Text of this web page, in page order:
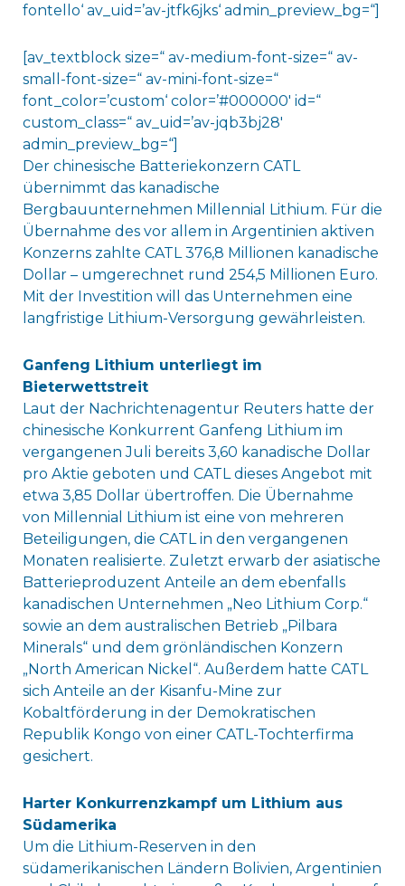
fontello‘ av_uid=’av-jtfk6jks‘ admin_preview_bg=“]
[av_textblock size=“ av-medium-font-size=“ av-
small-font-size=“ av-mini-font-size=“
font_color=’custom‘ color=’#000000′ id=“
custom_class=“ av_uid=’av-jqb3bj28′
admin_preview_bg=“]
Der chinesische Batteriekonzern CATL
übernimmt das kanadische
Bergbauunternehmen Millennial Lithium. Für die
Übernahme des vor allem in Argentinien aktiven
Konzerns zahlte CATL 376,8 Millionen kanadische
Dollar – umgerechnet rund 254,5 Millionen Euro.
Mit der Investition will das Unternehmen eine
langfristige Lithium-Versorgung gewährleisten.
Ganfeng Lithium unterliegt im
Bieterwettstreit
Laut der Nachrichtenagentur Reuters hatte der
chinesische Konkurrent Ganfeng Lithium im
vergangenen Juli bereits 3,60 kanadische Dollar
pro Aktie geboten und CATL dieses Angebot mit
etwa 3,85 Dollar übertroffen. Die Übernahme
von Millennial Lithium ist eine von mehreren
Beteiligungen, die CATL in den vergangenen
Monaten realisierte. Zuletzt erwarb der asiatische
Batterieproduzent Anteile an dem ebenfalls
kanadischen Unternehmen „Neo Lithium Corp.“
sowie an dem australischen Betrieb „Pilbara
Minerals“ und dem grönländischen Konzern
„North American Nickel“. Außerdem hatte CATL
sich Anteile an der Kisanfu-Mine zur
Kobaltförderung in der Demokratischen
Republik Kongo von einer CATL-Tochterfirma
gesichert.
Harter Konkurrenzkampf um Lithium aus
Südamerika
Um die Lithium-Reserven in den
südamerikanischen Ländern Bolivien, Argentinien